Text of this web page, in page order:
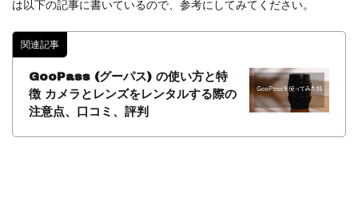
は以下の記事に書いているので、参考にしてみてください。
関連記事
GooPass (グーパス) の使い方と特
徴 カメラとレンズをレンタルする際の
注意点、口コミ、評判